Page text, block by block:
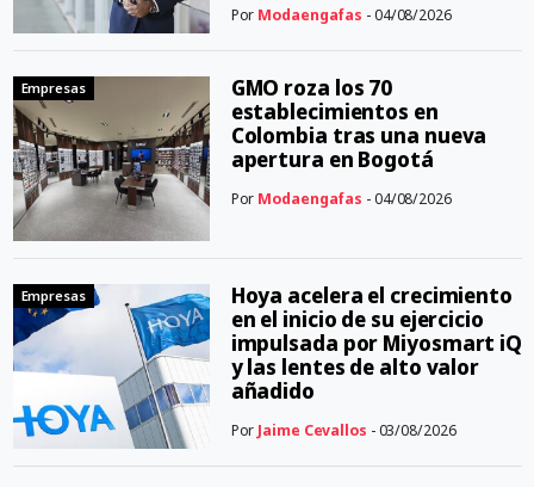
Por Modaengafas - 04/08/2026
Empresas
GMO roza los 70
establecimientos en
Colombia tras una nueva
apertura en Bogotá
Por Modaengafas - 04/08/2026
Empresas
Hoya acelera el crecimiento
en el inicio de su ejercicio
impulsada por Miyosmart iQ
y las lentes de alto valor
añadido
Por Jaime Cevallos - 03/08/2026